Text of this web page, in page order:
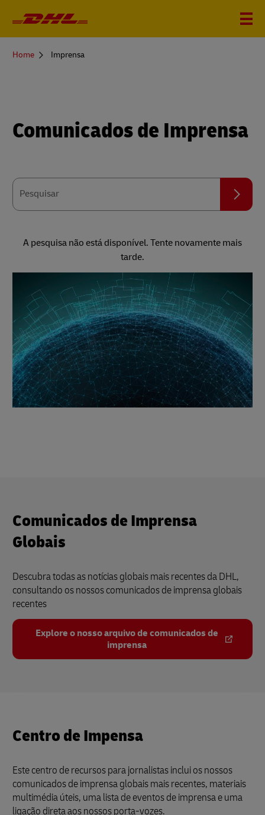
You
Home Imprensa
Comunicados de Imprensa
Pesquisar
A pesquisa não está disponível. Tente novamente mais
tarde.
Comunicados de Imprensa
Globais
Descubra todas as notícias globais mais recentes da DHL,
consultando os nossos comunicados de imprensa globais
recentes
Explore o nosso arquivo de comunicados de
imprensa
Centro de Impensa
Este centro de recursos para jornalistas inclui os nossos
comunicados de imprensa globais mais recentes, materiais
multimédia úteis, uma lista de eventos de imprensa e uma
ligação direta aos nossos porta-vozes.